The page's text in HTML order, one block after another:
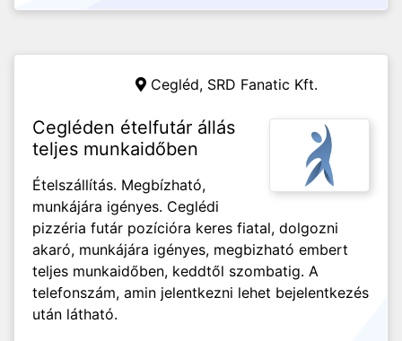
Cegléd, SRD Fanatic Kft.
Cegléden ételfutár állás
teljes munkaidőben
Ételszállítás. Megbízható,
munkájára igényes. Ceglédi
pizzéria futár pozícióra keres fiatal, dolgozni
akaró, munkájára igényes, megbizható embert
teljes munkaidőben, keddtől szombatig. A
telefonszám, amin jelentkezni lehet bejelentkezés
után látható.